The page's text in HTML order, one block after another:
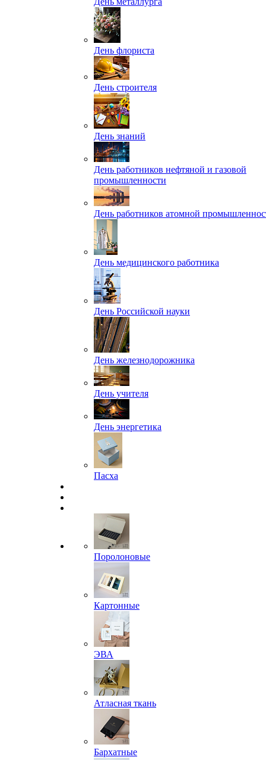
День флориста
День строителя
День знаний
День работников нефтяной и газовой
промышленности
День работников атомной
День медицинского работника
День Российской науки
День железнодорожника
День учителя
День энергетика
Пасха
Поролоновые
Картонные
ЭВА
Атласная ткань
Бархатные